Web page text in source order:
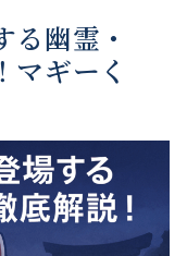
幽霊・
マギーく